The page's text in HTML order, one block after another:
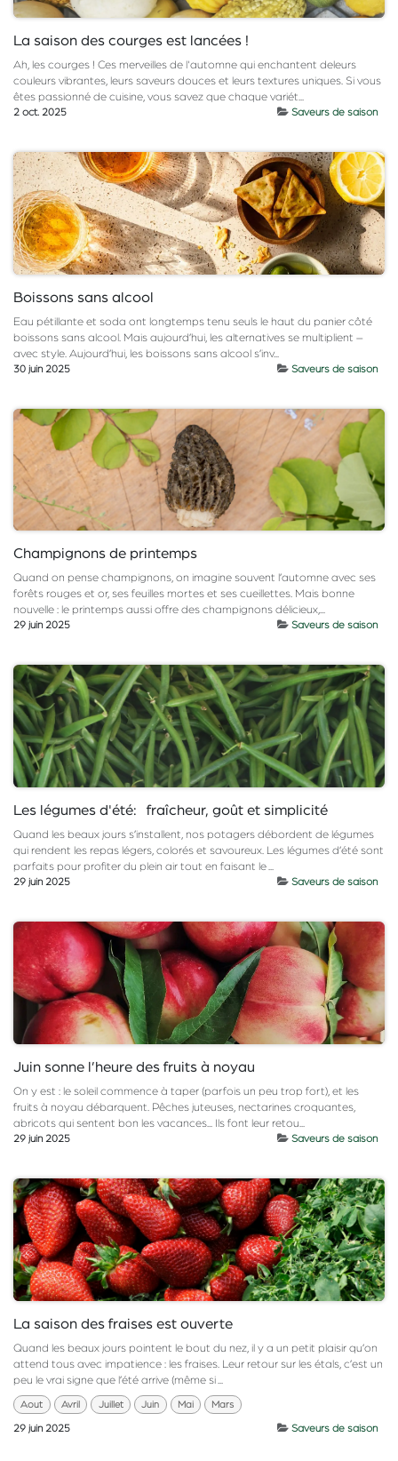
La saison des courges est lancées !
Ah, les courges ! Ces merveilles de l'automne qui enchantent deleurs
couleurs vibrantes, leurs saveurs douces et leurs textures uniques. Si vous
êtes passionné de cuisine, vous savez que chaque variét...
2 oct. 2025 Saveurs de saison
Boissons sans alcool
Eau pétillante et soda ont longtemps tenu seuls le haut du panier côté
boissons sans alcool. Mais aujourd’hui, les alternatives se multiplient –
avec style. Aujourd’hui, les boissons sans alcool s’inv...
30 juin 2025 Saveurs de saison
Champignons de printemps
Quand on pense champignons, on imagine souvent l’automne avec ses
forêts rouges et or, ses feuilles mortes et ses cueillettes. Mais bonne
nouvelle : le printemps aussi offre des champignons délicieux,...
29 juin 2025 Saveurs de saison
Les légumes d'été: fraîcheur, goût et simplicité
Quand les beaux jours s’installent, nos potagers débordent de légumes
qui rendent les repas légers, colorés et savoureux. Les légumes d’été sont
parfaits pour profiter du plein air tout en faisant le ...
29 juin 2025 Saveurs de saison
Juin sonne l’heure des fruits à noyau
On y est : le soleil commence à taper (parfois un peu trop fort), et les
fruits à noyau débarquent. Pêches juteuses, nectarines croquantes,
abricots qui sentent bon les vacances... Ils font leur retou...
29 juin 2025 Saveurs de saison
La saison des fraises est ouverte
Quand les beaux jours pointent le bout du nez, il y a un petit plaisir qu’on
attend tous avec impatience : les fraises. Leur retour sur les étals, c’est un
peu le vrai signe que l’été arrive (même si ...
Aout Avril Juillet Juin Mai Mars
29 juin 2025 Saveurs de saison